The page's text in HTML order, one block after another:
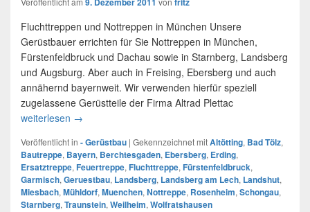
Fluchttreppen und Nottreppen in München Unsere
Gerüstbauer errichten für Sie Nottreppen in München,
Fürstenfeldbruck und Dachau sowie in Starnberg, Landsberg
und Augsburg. Aber auch in Freising, Ebersberg und auch
annähernd bayernweit. Wir verwenden hierfür speziell
zugelassene Gerüstteile der Firma Altrad Plettac
weiterlesen Feuertreppen und Nottreppen in Bayern
→
Veröffentlicht in - Gerüstbau | Gekennzeichnet mitAltötting, Bad Tölz,
Bautreppe, Bayern, Berchtesgaden, Ebersberg, Erding,
Ersatztreppe, Feuertreppe, Fluchttreppe, Fürstenfeldbruck,
Garmisch, Geruestbau, Landsberg, Landsberg am Lech, Landshut,
Miesbach, Mühldorf, Muenchen, Nottreppe, Rosenheim, Schongau,
Starnberg, Traunstein, Weilheim, Wolfratshausen